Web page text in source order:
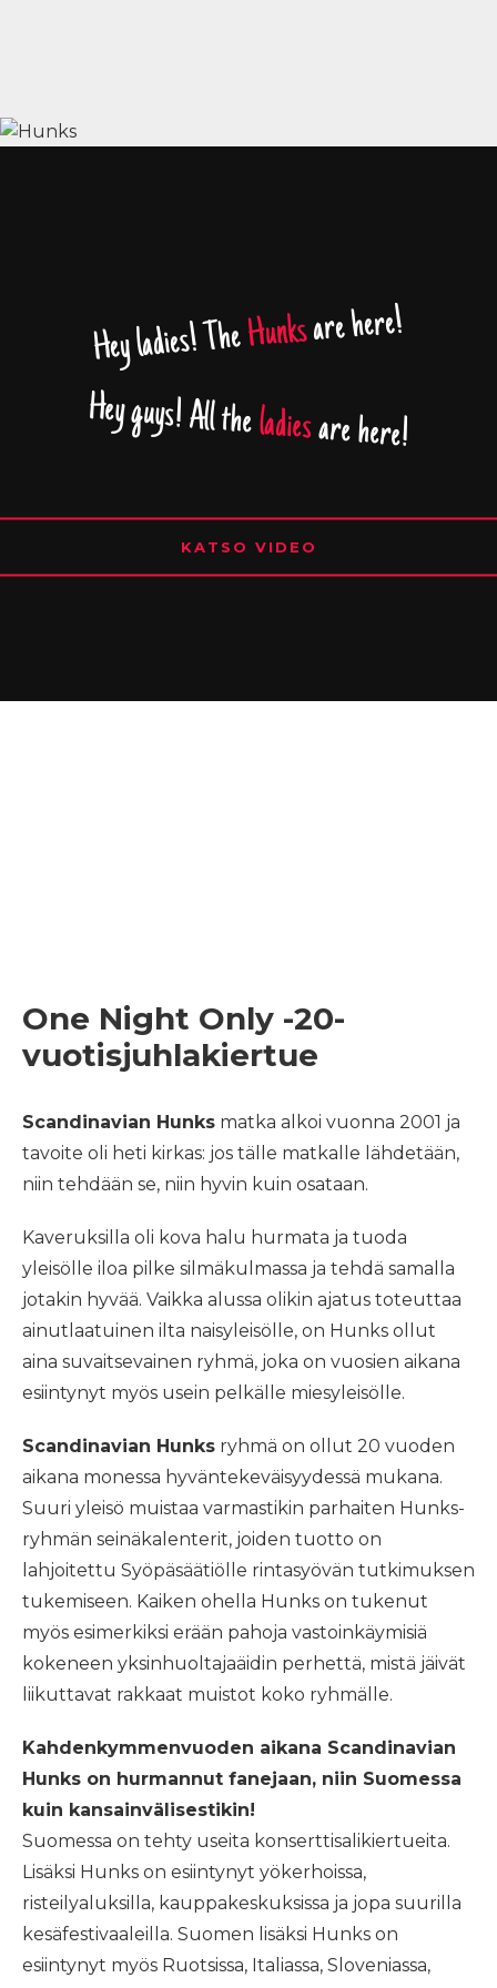
Hey ladies! TheHunksare here!
Hey guys! All theladiesare here!
KATSO VIDEO
One Night Only -20-
vuotisjuhlakiertue
Scandinavian Hunks matka alkoi vuonna 2001 ja
tavoite oli heti kirkas: jos tälle matkalle lähdetään,
niin tehdään se, niin hyvin kuin osataan.
Kaveruksilla oli kova halu hurmata ja tuoda
yleisölle iloa pilke silmäkulmassa ja tehdä samalla
jotakin hyvää. Vaikka alussa olikin ajatus toteuttaa
ainutlaatuinen ilta naisyleisölle, on Hunks ollut
aina suvaitsevainen ryhmä, joka on vuosien aikana
esiintynyt myös usein pelkälle miesyleisölle.
Scandinavian Hunks ryhmä on ollut 20 vuoden
aikana monessa hyväntekeväisyydessä mukana.
Suuri yleisö muistaa varmastikin parhaiten Hunks-
ryhmän seinäkalenterit, joiden tuotto on
lahjoitettu Syöpäsäätiölle rintasyövän tutkimuksen
tukemiseen. Kaiken ohella Hunks on tukenut
myös esimerkiksi erään pahoja vastoinkäymisiä
kokeneen yksinhuoltajaäidin perhettä, mistä jäivät
liikuttavat rakkaat muistot koko ryhmälle.
Kahdenkymmenvuoden aikana Scandinavian
Hunks on hurmannut fanejaan, niin Suomessa
kuin kansainvälisestikin!
Suomessa on tehty useita konserttisalikiertueita.
Lisäksi Hunks on esiintynyt yökerhoissa,
risteilyaluksilla, kauppakeskuksissa ja jopa suurilla
kesäfestivaaleilla. Suomen lisäksi Hunks on
esiintynyt myös Ruotsissa, Italiassa, Sloveniassa,